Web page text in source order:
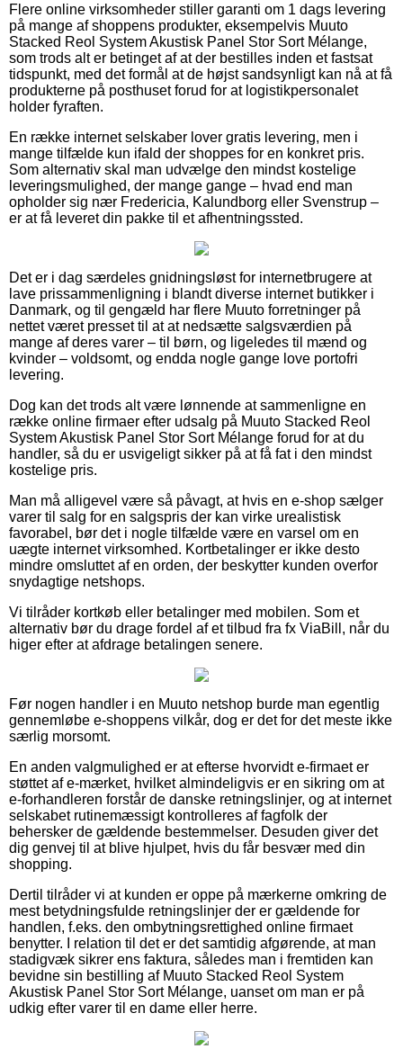
Flere online virksomheder stiller garanti om 1 dags levering
på mange af shoppens produkter, eksempelvis Muuto
Stacked Reol System Akustisk Panel Stor Sort Mélange,
som trods alt er betinget af at der bestilles inden et fastsat
tidspunkt, med det formål at de højst sandsynligt kan nå at få
produkterne på posthuset forud for at logistikpersonalet
holder fyraften.
En række internet selskaber lover gratis levering, men i
mange tilfælde kun ifald der shoppes for en konkret pris.
Som alternativ skal man udvælge den mindst kostelige
leveringsmulighed, der mange gange – hvad end man
opholder sig nær Fredericia, Kalundborg eller Svenstrup –
er at få leveret din pakke til et afhentningssted.
Det er i dag særdeles gnidningsløst for internetbrugere at
lave prissammenligning i blandt diverse internet butikker i
Danmark, og til gengæld har flere Muuto forretninger på
nettet været presset til at at nedsætte salgsværdien på
mange af deres varer – til børn, og ligeledes til mænd og
kvinder – voldsomt, og endda nogle gange love portofri
levering.
Dog kan det trods alt være lønnende at sammenligne en
række online firmaer efter udsalg på Muuto Stacked Reol
System Akustisk Panel Stor Sort Mélange forud for at du
handler, så du er usvigeligt sikker på at få fat i den mindst
kostelige pris.
Man må alligevel være så påvagt, at hvis en e-shop sælger
varer til salg for en salgspris der kan virke urealistisk
favorabel, bør det i nogle tilfælde være en varsel om en
uægte internet virksomhed. Kortbetalinger er ikke desto
mindre omsluttet af en orden, der beskytter kunden overfor
snydagtige netshops.
Vi tilråder kortkøb eller betalinger med mobilen. Som et
alternativ bør du drage fordel af et tilbud fra fx ViaBill, når du
higer efter at afdrage betalingen senere.
Før nogen handler i en Muuto netshop burde man egentlig
gennemløbe e-shoppens vilkår, dog er det for det meste ikke
særlig morsomt.
En anden valgmulighed er at efterse hvorvidt e-firmaet er
støttet af e-mærket, hvilket almindeligvis er en sikring om at
e-forhandleren forstår de danske retningslinjer, og at internet
selskabet rutinemæssigt kontrolleres af fagfolk der
behersker de gældende bestemmelser. Desuden giver det
dig genvej til at blive hjulpet, hvis du får besvær med din
shopping.
Dertil tilråder vi at kunden er oppe på mærkerne omkring de
mest betydningsfulde retningslinjer der er gældende for
handlen, f.eks. den ombytningsrettighed online firmaet
benytter. I relation til det er det samtidig afgørende, at man
stadigvæk sikrer ens faktura, således man i fremtiden kan
bevidne sin bestilling af Muuto Stacked Reol System
Akustisk Panel Stor Sort Mélange, uanset om man er på
udkig efter varer til en dame eller herre.